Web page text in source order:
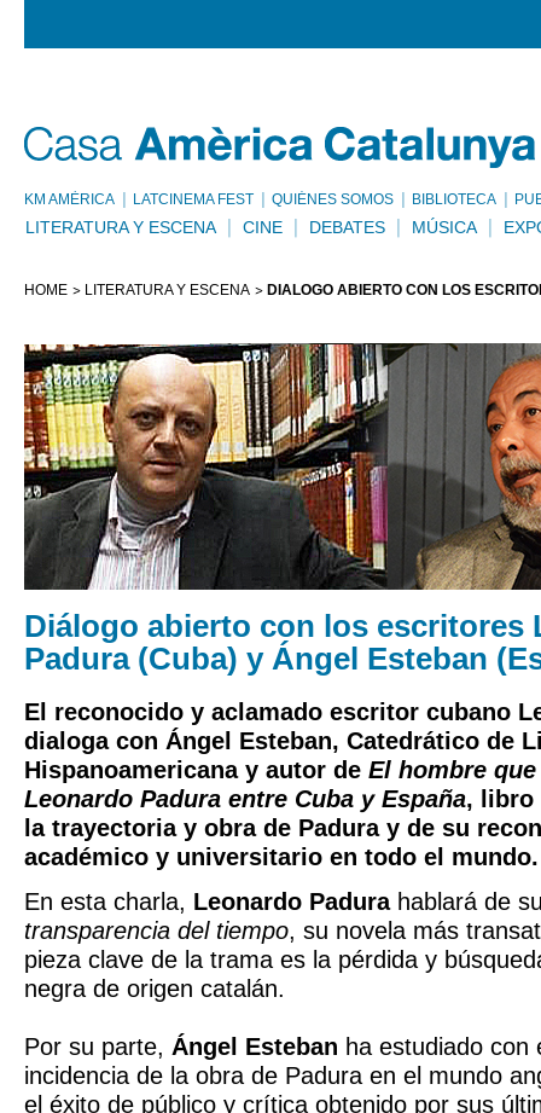
KM AMÈRICA LATCINEMA FEST QUIÉNES SOMOS BIBLIOTECA
LITERATURA Y ESCENA CINE DEBATES MÚSICA
HOME LITERATURA Y ESCENA DIÁLOGO ABIERTO CON LOS
Diálogo abierto con los escritores
Padura (Cuba) y Ángel Esteban
El reconocido y aclamado escritor cubano
dialoga con Ángel Esteban, Catedrático de
Hispanoamericana y autor de El hombre
Leonardo Padura entre Cuba y España, libro
la trayectoria y obra de Padura y de su
académico y universitario en todo el mundo.
En esta charla, Leonardo Padurahablará de
transparencia del tiempo, su novela más
pieza clave de la trama es la pérdida y
negra de origen catalán.
Por su parte, Ángel Esteban ha estudiado con
incidencia de la obra de Padura en el mundo
el éxito de público y crítica obtenido por sus